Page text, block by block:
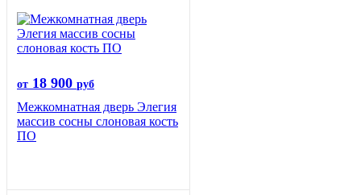
от 18 900 руб
Межкомнатная дверь Элегия
массив сосны слоновая кость
ПО